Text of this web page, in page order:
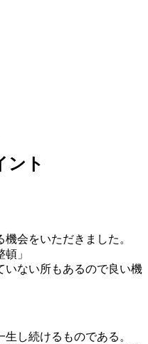
ント
会をいただきました。
」
いない所もあるので良い機
し続けるものである。